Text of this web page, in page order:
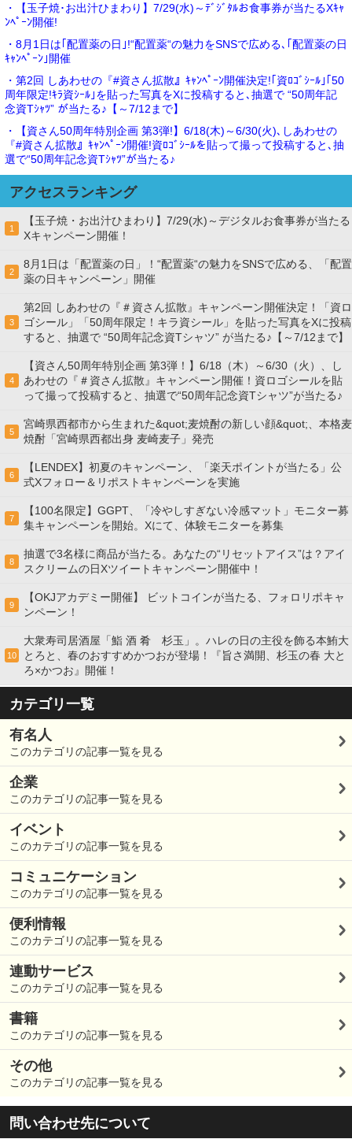
・【玉子焼･お出汁ひまわり】7/29(水)～ﾃﾞｼﾞﾀﾙお食事券が当たるXｷｬ
ﾝﾍﾟｰﾝ開催!
・8月1日は｢配置薬の日｣!“配置薬“の魅力をSNSで広める､｢配置薬の日
ｷｬﾝﾍﾟｰﾝ｣開催
・第2回 しあわせの『#資さん拡散』ｷｬﾝﾍﾟｰﾝ開催決定!｢資ﾛｺﾞｼｰﾙ｣｢50
周年限定!ｷﾗ資ｼｰﾙ｣を貼った写真をXに投稿すると､抽選で “50周年記
念資Tｼｬﾂ” が当たる♪【～7/12まで】
・【資さん50周年特別企画 第3弾!】6/18(木)～6/30(火)､しあわせの
『#資さん拡散』ｷｬﾝﾍﾟｰﾝ開催!資ﾛｺﾞｼｰﾙを貼って撮って投稿すると､抽
選で“50周年記念資Tｼｬﾂ”が当たる♪
アクセスランキング
1
【玉子焼・お出汁ひまわり】7/29(水)～デジタルお食事券が当たる
Xキャンペーン開催！
2
8月1日は「配置薬の日」！“配置薬“の魅力をSNSで広める、「配置
薬の日キャンペーン」開催
3
第2回 しあわせの『＃資さん拡散』キャンペーン開催決定！「資ロ
ゴシール」「50周年限定！キラ資シール」を貼った写真をXに投稿
すると、抽選で “50周年記念資Tシャツ” が当たる♪【～7/12まで】
4
【資さん50周年特別企画 第3弾！】6/18（木）～6/30（火）、し
あわせの『＃資さん拡散』キャンペーン開催！資ロゴシールを貼
って撮って投稿すると、抽選で“50周年記念資Tシャツ”が当たる♪
5
宮崎県西都市から生まれた&quot;麦焼酎の新しい顔&quot;、本格麦
焼酎「宮崎県西都出身 麦崎麦子」発売
6
【LENDEX】初夏のキャンペーン、「楽天ポイントが当たる」公
式Xフォロー＆リポストキャンペーンを実施
7
【100名限定】GGPT、「冷やしすぎない冷感マット」モニター募
集キャンペーンを開始。Xにて、体験モニターを募集
8
抽選で3名様に商品が当たる。あなたの“リセットアイス”は？アイ
スクリームの日Xツイートキャンペーン開催中！
9
【OKJアカデミー開催】 ビットコインが当たる、フォロリポキャ
ンペーン！
10
大衆寿司居酒屋「鮨 酒 肴 杉玉」。ハレの日の主役を飾る本鮪大
とろと、春のおすすめかつおが登場！『旨さ満開、杉玉の春 大と
ろ×かつお』開催！
カテゴリ一覧
有名人
このカテゴリの記事一覧を見る
企業
このカテゴリの記事一覧を見る
イベント
このカテゴリの記事一覧を見る
コミュニケーション
このカテゴリの記事一覧を見る
便利情報
このカテゴリの記事一覧を見る
連動サービス
このカテゴリの記事一覧を見る
書籍
このカテゴリの記事一覧を見る
その他
このカテゴリの記事一覧を見る
問い合わせ先について